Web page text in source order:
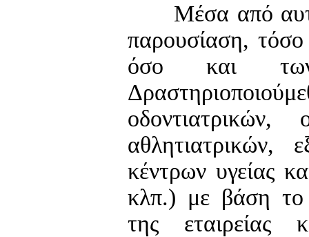
Μέσα από
παρουσίαση, τόσο
όσο και των
οδοντιατρικών,
αθλητιατρικών,
κέντρων υγείας
κλπ.) με βάση το
της εταιρείας